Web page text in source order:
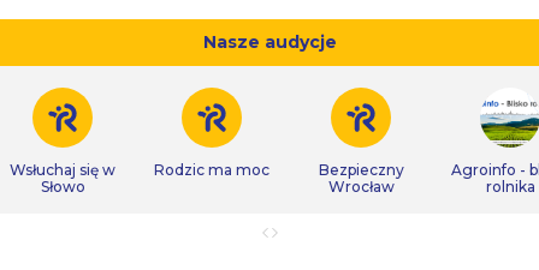
Nasze audycje
Wsłuchaj się w
Słowo
Rodzic ma moc
Bezpieczny
Wrocław
Agroinfo -
rolnika